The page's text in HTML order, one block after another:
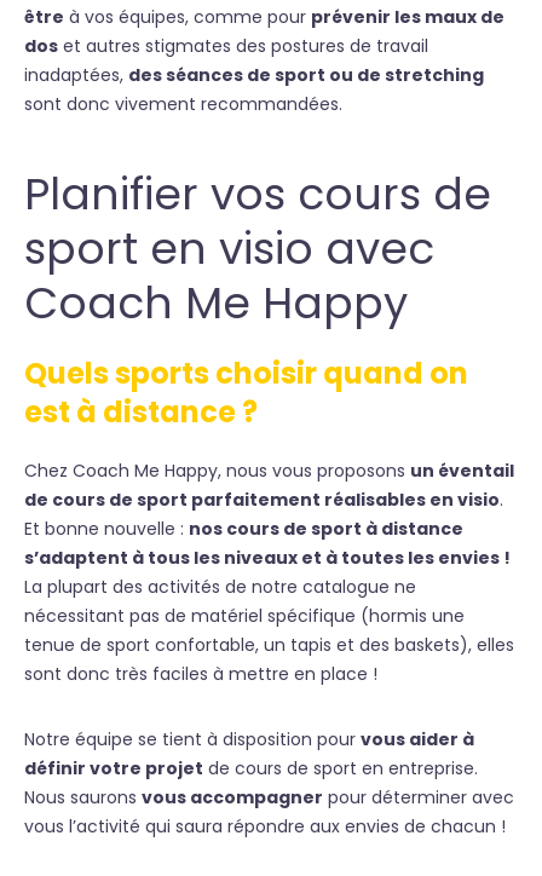
être à vos équipes, comme pour prévenir les maux de
dos et autres stigmates des postures de travail
inadaptées, des séances de sport ou de stretching
sont donc vivement recommandées.
Planifier vos cours de
sport en visio avec
Coach Me Happy
Quels sports choisir quand on
est à distance ?
Chez Coach Me Happy, nous vous proposons un éventail
de cours de sport parfaitement réalisables en visio.
Et bonne nouvelle : nos cours de sport à distance
s’adaptent à tous les niveaux et à toutes les envies !
La plupart des activités de notre catalogue ne
nécessitant pas de matériel spécifique (hormis une
tenue de sport confortable, un tapis et des baskets), elles
sont donc très faciles à mettre en place !
Notre équipe se tient à disposition pour vous aider à
définir votre projet de cours de sport en entreprise.
Nous saurons vous accompagner pour déterminer avec
vous l’activité qui saura répondre aux envies de chacun !